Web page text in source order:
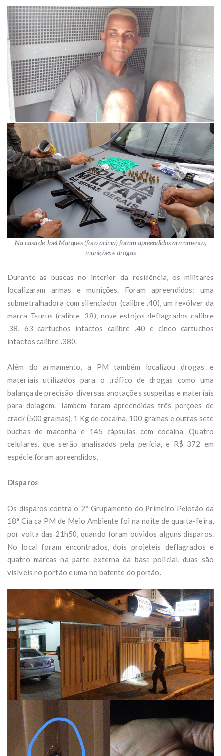
Na casa de Joel Marques (foto acima) foram apreendidos armamento,
munições e drogas
Durante as buscas no interior da residência, os militares
localizaram armas e munições. Foram apreendidos: uma
submetralhadora com silenciador (calibre .40), um revólver da
marca Taurus (calibre .38), nove estojos deflagrados calibre
.38, 63 cartuchos intactos calibre .40 e cinco cartuchos
intactos calibre .380.
Além do armamento, a PM também localizou drogas e
materiais utilizados para o tráfico de drogas como uma
balança de precisão, diversas anotações suspeitas e materiais
para dolagem. Também foram apreendidas três porções de
crack (500 gramas), 1 Kg de cocaína, 100 gramas e outras sete
buchas de maconha e 145 cápsulas com cocaína. Quatro
celulares, que serão analisados pela perícia, e R$ 372 em
espécie foram apreendidos.
Disparos
Os disparos contra o 2° Grupamento do Primeiro Pelotão da
18ª Cia da PM de Meio Ambiente foi na noite de quarta-feira,
por volta das 21h50, quando foram ouvidos alguns disparos.
No local foram encontrados, dois projéteis deflagrados e
quatro marcas na parte externa da base policial, duas são
visíveis no portão e uma no batente do portão.